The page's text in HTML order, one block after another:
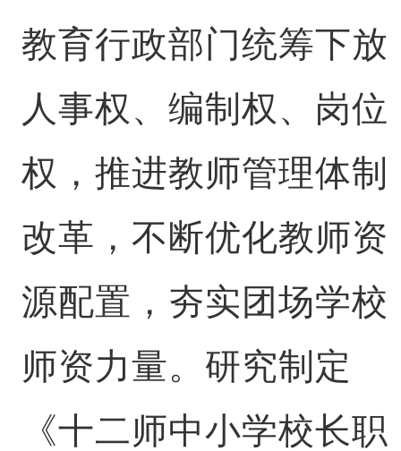
教育行政部门统筹下放
人事权、编制权、岗位
权，推进教师管理体制
改革，不断优化教师资
源配置，夯实团场学校
师资力量。研究制定
《十二师中小学校长职